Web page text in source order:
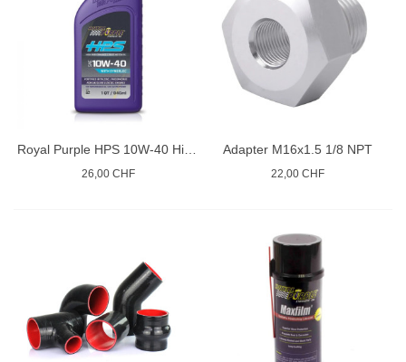
Royal Purple HPS 10W-40 High Performance Street
26,00 CHF
Adapter M16x1.5 1/8 NPT
22,00 CHF